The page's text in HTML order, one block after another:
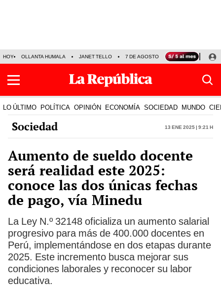
HOY OLLANTA HUMALA JANET TELLO 7 DE AGOSTO TINKA RESULTADOS
LO ÚLTIMO POLÍTICA OPINIÓN ECONOMÍA SOCIEDAD MUNDO
Sociedad 13 Ene 2025 | 9:21 h
Aumento de sueldo docente
será realidad este 2025:
conoce las dos únicas fechas
de pago, vía Minedu
La Ley N.º 32148 oficializa un aumento salarial
progresivo para más de 400.000 docentes en
Perú, implementándose en dos etapas durante
2025. Este incremento busca mejorar sus
condiciones laborales y reconocer su labor
educativa.